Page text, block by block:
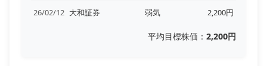
26/02/12 大和証券 弱気 2,200円
平均目標株価： 2,200円